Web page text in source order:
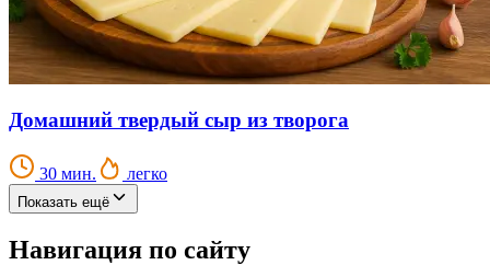
Домашний твердый сыр из творога
30 мин. легко
Показать ещё
Навигация по сайту